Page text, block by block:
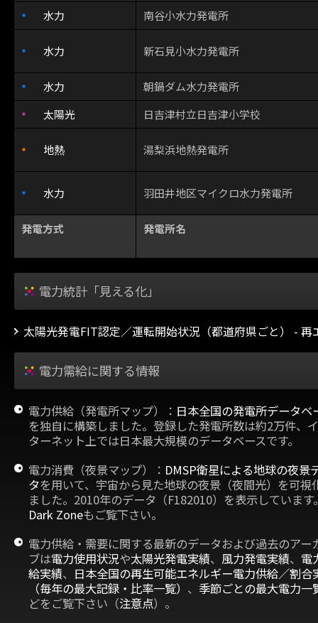
水力
南谷小水力発電所
水力 新石見小水力発電所
水力
朝鍋ダム水力発電所
太陽光
日吉津村立日吉津小学校
地熱 湯梨浜地熱発電所
水力 羽田井地区マイクロ水力発電所
発電方式 発電所名
電力統計「見える化」
太陽光発電FIT認定／運転開始状況（都道府県ごと） - 再
電力需給に関する情報
電力供給（発電所マップ）： 日本全国の発電所データベ
を独自に構築しました。登録した発電所数は約2万件、
ターネット上では日本最大規模のデータベースです。
電力消費（夜景マップ）： DMSP衛星による地球の夜景
タを用いて、宇宙から見た地球の夜景（夜間光）を可視
ました。2010年のデータ（F182010）を表示しています
Dark Zoneもご覧下さい。
電力供給・需要に関する最新のデータおよび過去のアー
ブは電力使用状況や太陽光発電実績、 風力発電実績、 電
給実績、 日本全国の再生可能エネルギー電力供給／割合
（毎年の最大記録・比率一覧） 、 季節ごとの最大電力一
どをご覧下さい（注意点）。